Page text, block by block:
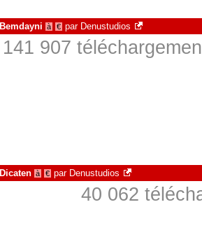
Bemdayni à € par Denustudios
141 907
Dicaten à € par Denustudios
40 062